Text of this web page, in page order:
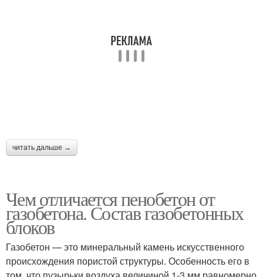
читать дальше →
Чем отличается пенобетон от
газобетона. Состав газобетонных
блоков
Газобетон — это минеральный камень искусственного
происхождения пористой структуры. Особенность его в